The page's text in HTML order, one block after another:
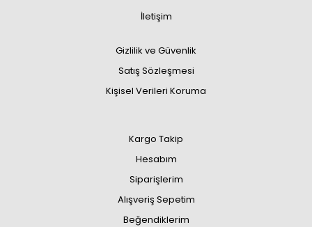
İletişim
Gizlilik ve Güvenlik
Satış Sözleşmesi
Kişisel Verileri Koruma
Kargo Takip
Hesabım
Siparişlerim
Alışveriş Sepetim
Beğendiklerim